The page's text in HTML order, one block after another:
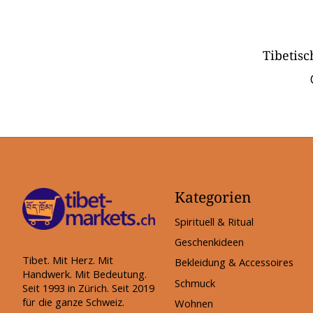
Tibet. Mit Herz. Mit
Handwerk. Mit Bedeutung.
Seit 1993 in Zürich. Seit 2019
für die ganze Schweiz.
Kategorien
Spirituell & Ritual
Geschenkideen
Bekleidung & Accessoires
Schmuck
Wohnen